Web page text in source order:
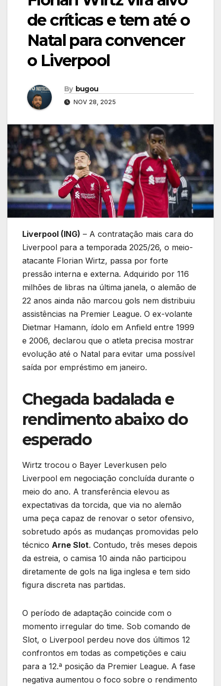
de críticas e tem até o
Natal para convencer
o Liverpool
By bugou
NOV 28, 2025
Liverpool (ING) – A contratação mais cara do
Liverpool para a temporada 2025/26, o meio-
atacante Florian Wirtz, passa por forte
pressão interna e externa. Adquirido por 116
milhões de libras na última janela, o alemão de
22 anos ainda não marcou gols nem distribuiu
assistências na Premier League. O ex-volante
Dietmar Hamann, ídolo em Anfield entre 1999
e 2006, declarou que o atleta precisa mostrar
evolução até o Natal para evitar uma possível
saída por empréstimo em janeiro.
Chegada badalada e
rendimento abaixo do
esperado
Wirtz trocou o Bayer Leverkusen pelo
Liverpool em negociação concluída durante o
meio do ano. A transferência elevou as
expectativas da torcida, que via no alemão
uma peça capaz de renovar o setor ofensivo,
sobretudo após as mudanças promovidas pelo
técnico Arne Slot. Contudo, três meses depois
da estreia, o camisa 10 ainda não participou
diretamente de gols na liga inglesa e tem sido
figura discreta nas partidas.
O período de adaptação coincide com o
momento irregular do time. Sob comando de
Slot, o Liverpool perdeu nove dos últimos 12
confrontos em todas as competições e caiu
para a 12.ª posição da Premier League. A fase
negativa aumentou o foco sobre o rendimento